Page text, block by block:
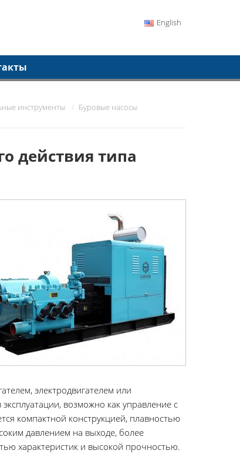
English
инструменты
Буровые насосы
действия типа
электродвигателем или
возможно как управление с
компактной конструкцией, плавностью
давлением на выходе, более
характеристик и высокой прочностью.